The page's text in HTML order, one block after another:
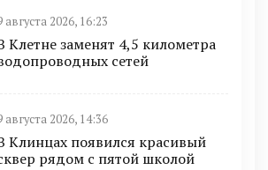
августа 2026, 16:23
Клетне заменят 4,5 километра
сетей
августа 2026, 14:36
Клинцах появился красивый
рядом с пятой школой